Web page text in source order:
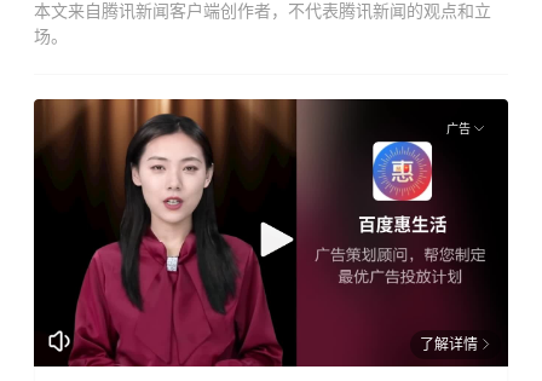
本文来自腾讯新闻客户端创作者，不代表腾讯新闻的观点和立
场。
广告
了解详情